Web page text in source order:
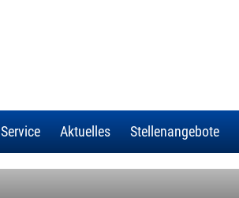
Service Aktuelles Stellenangebote